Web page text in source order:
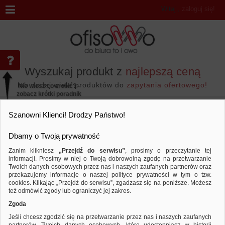
Wyszukaj produkt z najlepszą ceną
lub dodaj wiele produktów do zapytania ofertowego!
Witaj ,
Marka CLINEX
Porównaj Sortuj według
Nie wiesz co zrobić? -
zobacz krótki poradnik
Szanowni Klienci! Drodzy Państwo!
Dbamy o Twoją prywatność
Zanim klikniesz „Przejdź do serwisu”, prosimy o przeczytanie tej
informacji. Prosimy w niej o Twoją dobrowolną zgodę na przetwarzanie
Twoich danych osobowych przez nas i naszych zaufanych partnerów oraz
przekazujemy informacje o naszej polityce prywatności w tym o tzw.
cookies. Klikając „Przejdź do serwisu”, zgadzasz się na poniższe. Możesz
też odmówić zgody lub ograniczyć jej zakres.
Zgoda
Jeśli chcesz zgodzić się na przetwarzanie przez nas i naszych zaufanych